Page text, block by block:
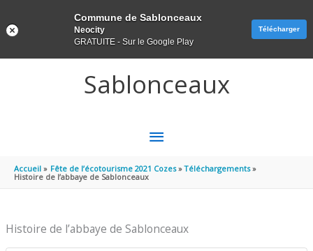
Sablonceaux
MENU
PRINCIPAL
Accueil Fête de l’écotourisme 2021 Cozes
Téléchargements
Histoire de l’abbaye de Sablonceaux
Histoire de l’abbaye de Sablonceaux
Commune de Sablonceaux
Neocity
GRATUITE - Sur le Google Play
Télécharger